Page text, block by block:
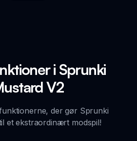
i Sprunki
V2
der gør Sprunki
et ekstraordinært modspil!